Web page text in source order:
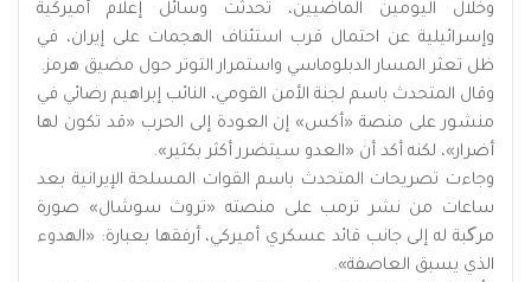
وخلال اليومين الماضيين، تحدثت وسائل إعلام أميركية
وإسرائيلية عن احتمال قرب استئناف الهجمات على إيران، في
ظل تعثر المسار الدبلوماسي واستمرار التوتر حول مضيق هرمز.
وقال المتحدث باسم لجنة الأمن القومي، النائب إبراهيم رضائي في
منشور على منصة «أكس» إن العودة إلى الحرب «قد تكون لها
أضرار»، لكنه أكد أن «العدو سيتضرر أكثر بكثير».
وجاءت تصريحات المتحدث باسم القوات المسلحة الإيرانية بعد
ساعات من نشر ترمب على منصته «تروث سوشال» صورة
مرکبة له إلى جانب قائد عسكري أميركي، أرفقها بعبارة: «الهدوء
الذي يسبق العاصفة».